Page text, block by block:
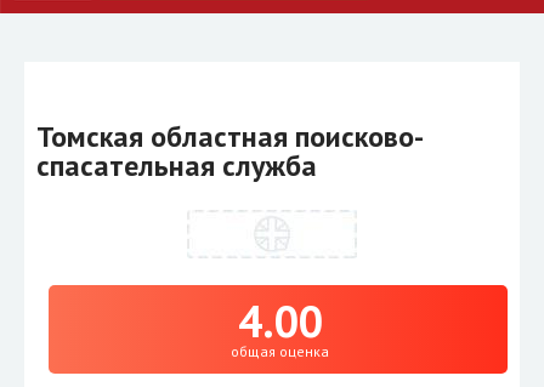
Томская областная поисково-
спасательная служба
4.00
общая оценка